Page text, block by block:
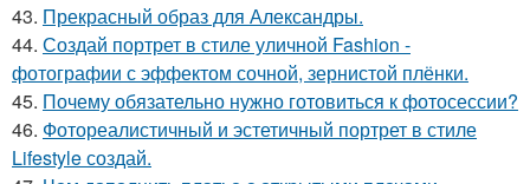
43. Прекрасный образ для Александры.
44. Создай портрет в стиле уличной Fashion -
фотографии с эффектом сочной, зернистой плёнки.
45. Почему обязательно нужно готовиться к фотосессии?
46. Фотореалистичный и эстетичный портрет в стиле
Lifestyle создай.